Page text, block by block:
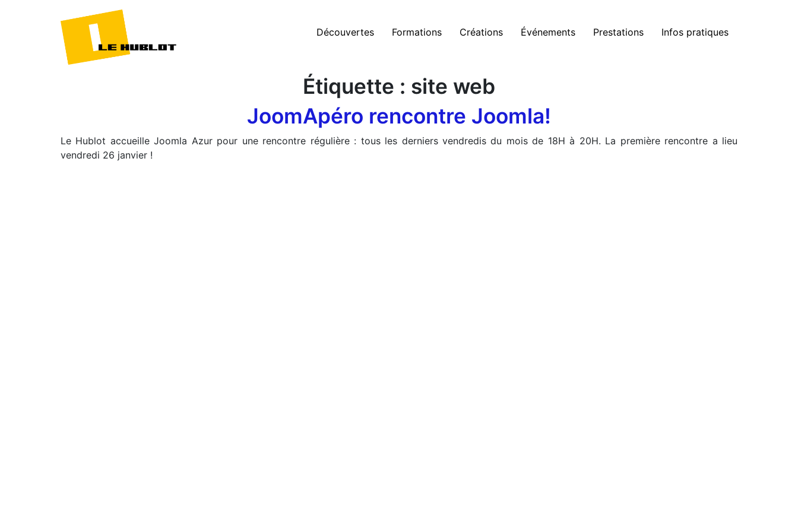
Découvertes Formations Créations Événements Prestations Infos pratiques
Étiquette : site web
JoomApéro rencontre Joomla!
Le Hublot accueille Joomla Azur pour une rencontre régulière : tous les derniers vendredis du mois de 18H à 20H. La première rencontre a lieu
vendredi 26 janvier !